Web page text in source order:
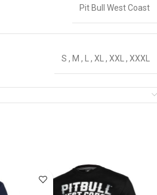
Pit Bull West Coast
S , M , L, XL, XXL, XXXL